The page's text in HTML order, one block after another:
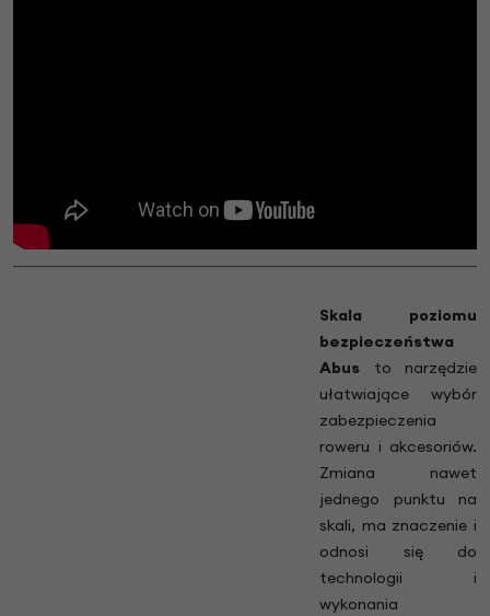
Skala poziomu
bezpieczeństwa
Abus to narzędzie
ułatwiające wybór
zabezpieczenia
roweru i akcesoriów.
Zmiana nawet
jednego punktu na
skali, ma znaczenie i
odnosi się do
technologii i
wykonania